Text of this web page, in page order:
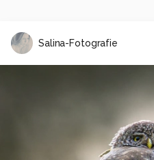
Salina-Fotografie